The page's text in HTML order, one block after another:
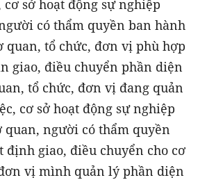
sở hoạt động sự nghiệp
có thẩm quyền ban hành
quan, tổ chức, đơn vị phù hợp
giao, điều chuyển phần diện
tổ chức, đơn vị đang quản
cơ sở hoạt động sự nghiệp
quan, người có thẩm quyền
định giao, điều chuyển cho cơ
vị mình quản lý phần diện